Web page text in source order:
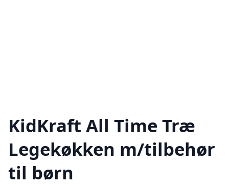
KidKraft All Time Træ
Legekøkken m/tilbehør
til børn